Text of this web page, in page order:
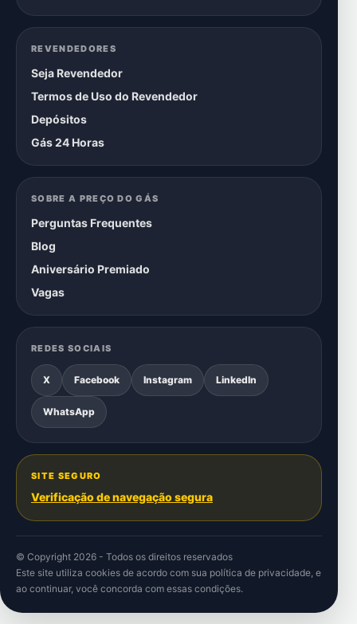
REVENDEDORES
Seja Revendedor
Termos de Uso do Revendedor
Depósitos
Gás 24 Horas
SOBRE A PREÇO DO GÁS
Perguntas Frequentes
Blog
Aniversário Premiado
Vagas
REDES SOCIAIS
X Facebook Instagram LinkedIn
WhatsApp
SITE SEGURO
Verificação de navegação segura
© Copyright 2026 - Todos os direitos reservados
Este site utiliza cookies de acordo com sua política de privacidade, e
ao continuar, você concorda com essas condições.